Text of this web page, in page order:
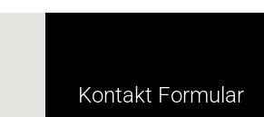
Kontakt Formular